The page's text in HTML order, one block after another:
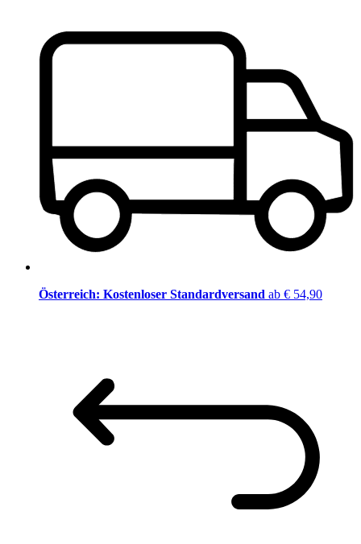
Österreich: Kostenloser Standardversand ab € 54,90